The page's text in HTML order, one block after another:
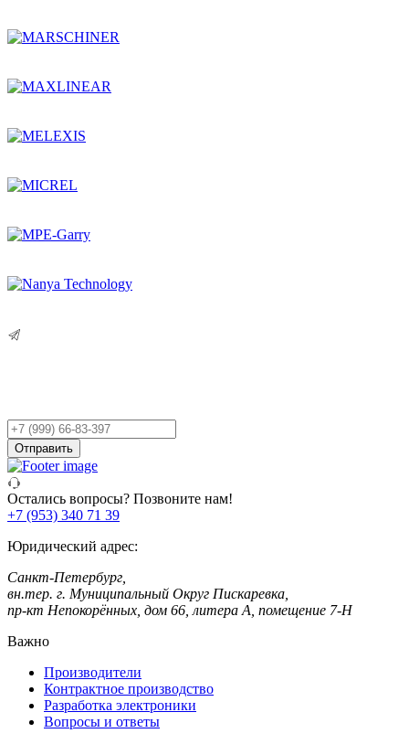
Ваш
телефон
Отправить
Остались вопросы? Позвоните нам!
+7 (953) 340 71 39
Юридический адрес:
Санкт-Петербург,
вн.тер. г. Муниципальный Округ Пискаревка,
пр-кт Непокорённых, дом 66, литера А, помещение 7-Н
Важно
Производители
Контрактное производство
Разработка электроники
Вопросы и ответы